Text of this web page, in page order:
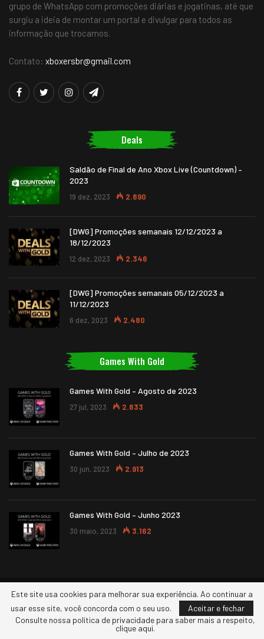
grupo de WhatsApp com promoções diárias e jogatinas, até que
surgiu a ideia de montar um portal e divulgar para todos as
informação que trocamos.
Contato: xboxersbr@gmail.com
Deals
Saldão de Final de Ano Xbox Live (Countdown) –
2023
19 dez, 2023 2.890
[DWG] Promoções semanais 12/12/2023 a
18/12/2023
12 dez, 2023 2.346
[DWG] Promoções semanais 05/12/2023 a
11/12/2023
6 dez, 2023 2.480
Games With Gold
Games With Gold – Agosto de 2023
27 jul, 2023 2.833
Games With Gold – Julho de 2023
30 jun, 2023 2.913
Games With Gold – Junho 2023
30 maio, 2023 3.162
© 2026 - XBOXERS. Todos os direitos reservados.
Este site usa cookies para melhorar sua experiência. Ao continuar a
usar esse site, você concorda com o seu uso.
Aceitar e fechar
Consulte nossa política de privacidade para saber mais a respeito,
clique aqui.